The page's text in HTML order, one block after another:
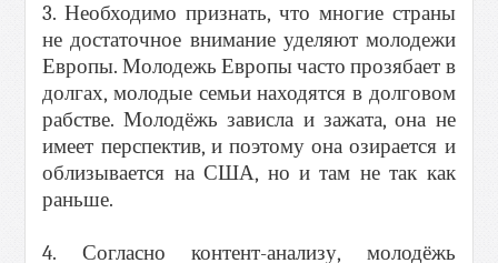
3. Необходимо признать, что многие страны
не достаточное внимание уделяют молодежи
Европы. Молодежь Европы часто прозябает в
долгах, молодые семьи находятся в долговом
рабстве. Молодёжь зависла и зажата, она не
имеет перспектив, и поэтому она озирается и
облизывается на США, но и там не так как
раньше.
4. Согласно контент-анализу, молодёжь